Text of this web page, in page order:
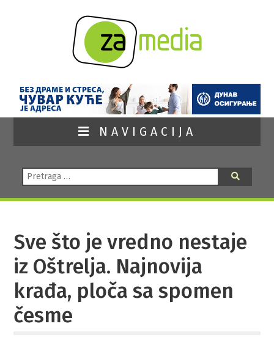
NAVIGACIJA
Pretraga:
Sve što je vredno nestaje
iz Oštrelja. Najnovija
krađa, ploča sa spomen
česme